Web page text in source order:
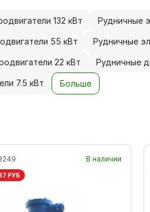
132 кВт Рудничные
55 кВт Рудничные
22 кВт Рудничные
7.5 кВт Больше
В наличии
РУБ